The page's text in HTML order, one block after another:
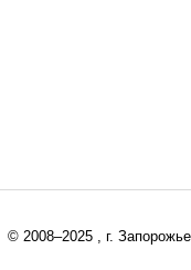
© 2008–2025 , г.